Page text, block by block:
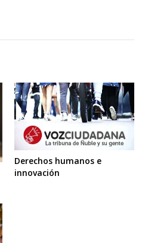
Derechos humanos e
innovación